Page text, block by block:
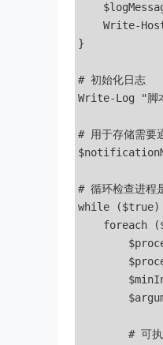
Write-
}
# 初始化日志
Write-Log "脚
# 用于存储需要
# 循环检查进程
while
foreach
# 可执